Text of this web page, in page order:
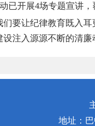
已开展4场专题宣讲
让纪律教育既入耳
设注入源源不断的清廉
地址：